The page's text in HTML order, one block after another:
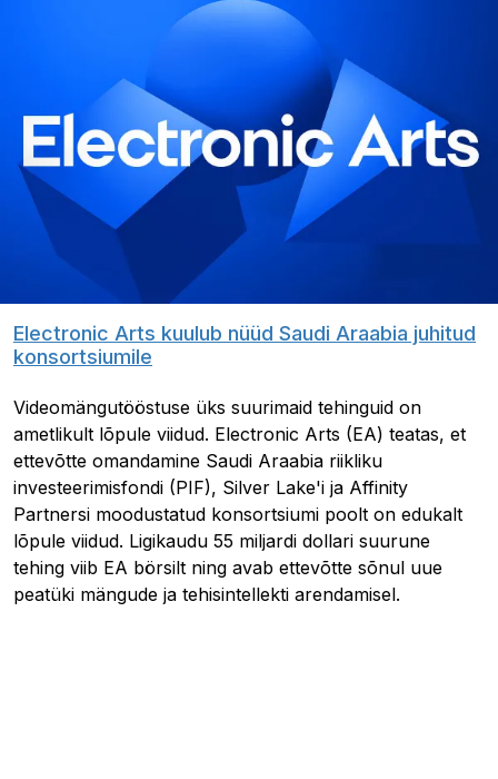
Electronic Arts kuulub nüüd Saudi Araabia juhitud
konsortsiumile
Videomängutööstuse üks suurimaid tehinguid on
ametlikult lõpule viidud. Electronic Arts (EA) teatas, et
ettevõtte omandamine Saudi Araabia riikliku
investeerimisfondi (PIF), Silver Lake'i ja Affinity
Partnersi moodustatud konsortsiumi poolt on edukalt
lõpule viidud. Ligikaudu 55 miljardi dollari suurune
tehing viib EA börsilt ning avab ettevõtte sõnul uue
peatüki mängude ja tehisintellekti arendamisel.